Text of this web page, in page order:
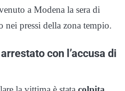
a Modena la sera di
nei pressi della zona tempio.
con l’accusa di